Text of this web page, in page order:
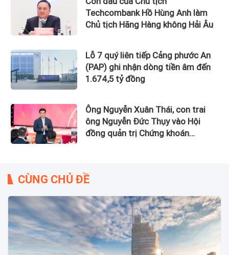
Techcombank Hồ Hùng Anh làm
Chủ tịch Hãng Hàng không Hải Âu
Lỗ 7 quý liên tiếp Cảng phước An
(PAP) ghi nhận dòng tiền âm đến
1.674,5 tỷ đồng
Ông Nguyễn Xuân Thái, con trai
ông Nguyễn Đức Thụy vào Hội
đồng quản trị Chứng khoán
CÙNG CHỦ ĐỀ